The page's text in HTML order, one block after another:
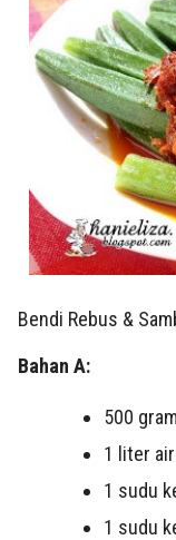
Bendi Rebus &
Bahan A:
500
1 liter air
1 sudu
1 sudu